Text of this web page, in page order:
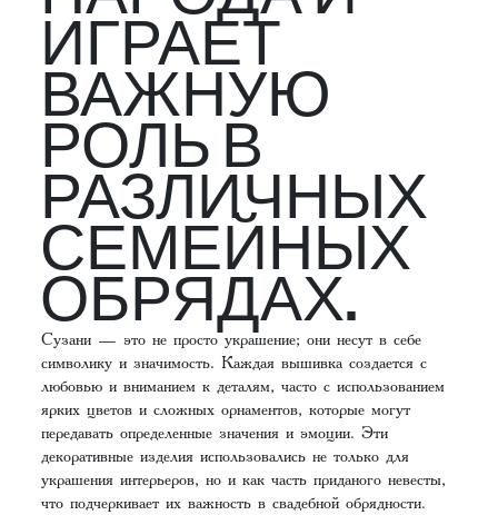
ИГРАЕТ
ВАЖНУЮ
РОЛЬ В
РАЗЛИЧНЫХ
СЕМЕЙНЫХ
ОБРЯДАХ.
Сузани — это не просто украшение; они несут в себе
символику и значимость. Каждая вышивка создается с
любовью и вниманием к деталям, часто с использованием
ярких цветов и сложных орнаментов, которые могут
передавать определенные значения и эмоции. Эти
декоративные изделия использовались не только для
украшения интерьеров, но и как часть приданого невесты,
что подчеркивает их важность в свадебной обрядности.